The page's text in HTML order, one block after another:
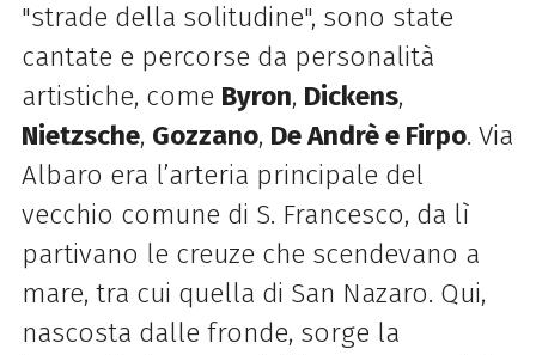
"strade della solitudine", sono state
cantate e percorse da personalità
artistiche, come Byron, Dickens,
Nietzsche, Gozzano, De Andrè e Firpo. Via
Albaro era l’arteria principale del
vecchio comune di S. Francesco, da lì
partivano le creuze che scendevano a
mare, tra cui quella di San Nazaro. Qui,
nascosta dalle fronde, sorge la